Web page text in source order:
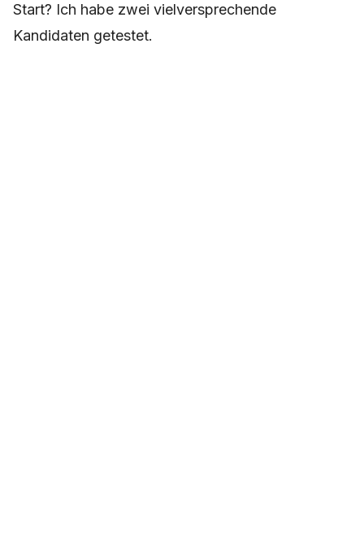
Start? Ich habe zwei vielversprechende
Kandidaten getestet.